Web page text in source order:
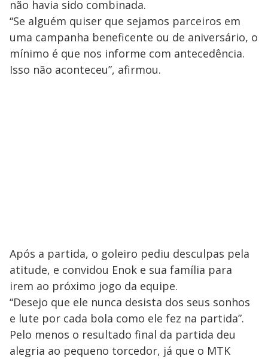
não havia sido combinada.
“Se alguém quiser que sejamos parceiros em
uma campanha beneficente ou de aniversário, o
mínimo é que nos informe com antecedência.
Isso não aconteceu”, afirmou.
Após a partida, o goleiro pediu desculpas pela
atitude, e convidou Enok e sua família para
irem ao próximo jogo da equipe.
“Desejo que ele nunca desista dos seus sonhos
e lute por cada bola como ele fez na partida”.
Pelo menos o resultado final da partida deu
alegria ao pequeno torcedor, já que o MTK